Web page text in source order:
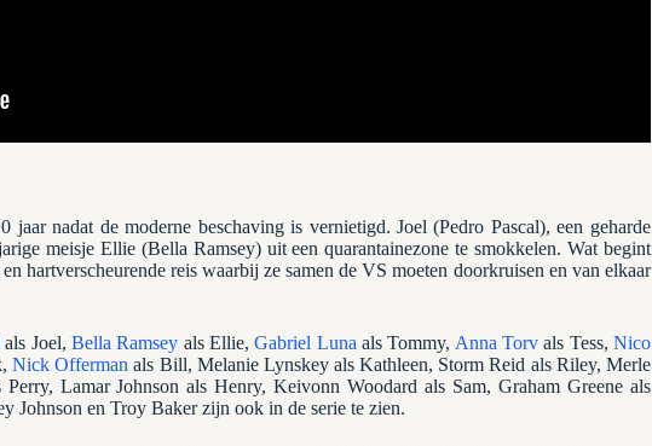
jaar nadat de moderne beschaving is vernietigd. Joel (Pedro Pascal), een geharde
meisje Ellie (Bella Ramsey) uit een quarantainezone te smokkelen. Wat begint
hartverscheurende reis waarbij ze samen de VS moeten doorkruisen en van elkaar
als Joel,Bella Ramsey als Ellie,Gabriel Luna als Tommy, Anna Torvals Tess, Nico
Nick Offerman als Bill, Melanie Lynskey als Kathleen, Storm Reid als Riley, Merle
Lamar Johnson als Henry, Keivonn Woodard als Sam, Graham Greene als
Johnson en Troy Baker zijn ook in de serie te zien.